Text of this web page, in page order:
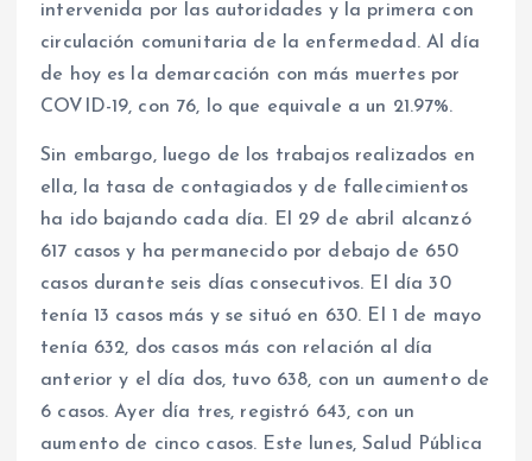
intervenida por las autoridades y la primera con
circulación comunitaria de la enfermedad. Al día
de hoy es la demarcación con más muertes por
COVID-19, con 76, lo que equivale a un 21.97%.
Sin embargo, luego de los trabajos realizados en
ella, la tasa de contagiados y de fallecimientos
ha ido bajando cada día. El 29 de abril alcanzó
617 casos y ha permanecido por debajo de 650
casos durante seis días consecutivos. El día 30
tenía 13 casos más y se situó en 630. El 1 de mayo
tenía 632, dos casos más con relación al día
anterior y el día dos, tuvo 638, con un aumento de
6 casos. Ayer día tres, registró 643, con un
aumento de cinco casos. Este lunes, Salud Pública